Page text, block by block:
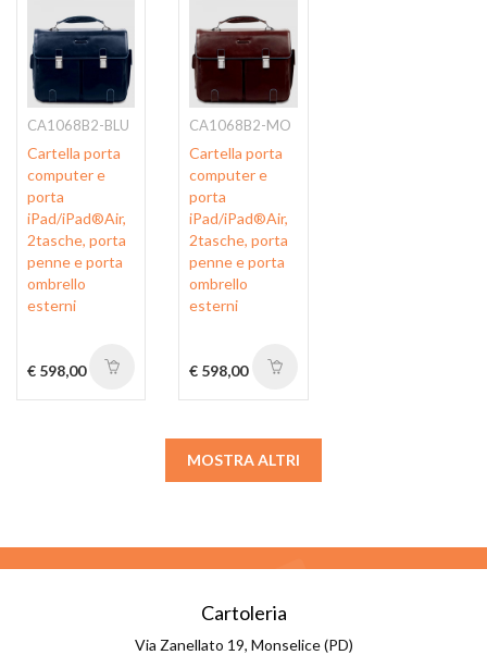
CA1068B2-BLU
Cartella porta
computer e
porta
iPad/iPad®Air,
2tasche, porta
penne e porta
ombrello
esterni
€ 598,00
CA1068B2-MO
Cartella porta
computer e
porta
iPad/iPad®Air,
2tasche, porta
penne e porta
ombrello
esterni
€ 598,00
MOSTRA ALTRI
Cartoleria
Via Zanellato 19, Monselice (PD)